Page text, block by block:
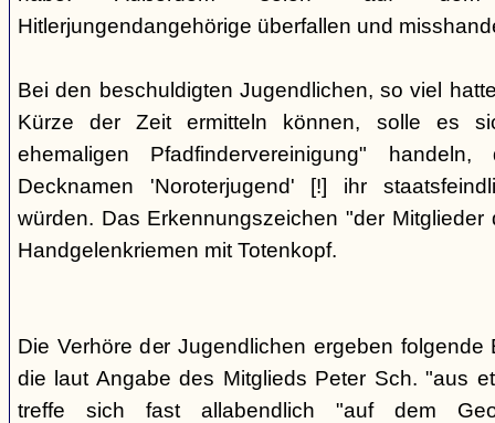
Hitlerjungendangehörige überfallen und
Bei den beschuldigten Jugendlichen, so viel
Kürze der Zeit ermitteln können, solle es
ehemaligen Pfadfindervereinigung"
Decknamen 'Noroterjugend' [!] ihr
würden. Das Erkennungszeichen "der Mitglieder
Handgelenkriemen mit Totenkopf.
Die Verhöre der Jugendlichen ergeben folgende
die laut Angabe des Mitglieds Peter Sch. "aus
treffe sich fast allabendlich "auf dem